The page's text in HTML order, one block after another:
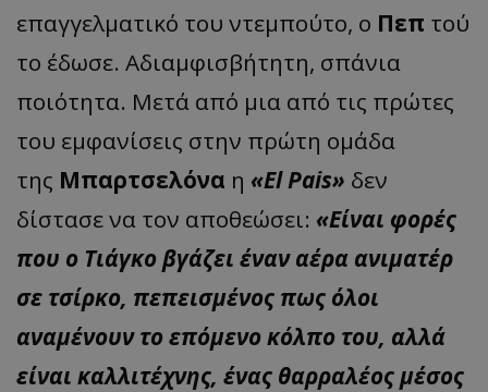
επαγγελματικό του ντεμπούτο, ο Πεπ τού
το έδωσε. Αδιαμφισβήτητη, σπάνια
ποιότητα. Μετά από μια από τις πρώτες
του εμφανίσεις στην πρώτη ομάδα
της Μπαρτσελόνα η «El Pais» δεν
δίστασε να τον αποθεώσει: «Είναι φορές
που ο Τιάγκο βγάζει έναν αέρα ανιματέρ
σε τσίρκο, πεπεισμένος πως όλοι
αναμένουν το επόμενο κόλπο του, αλλά
είναι καλλιτέχνης, ένας θαρραλέος μέσος